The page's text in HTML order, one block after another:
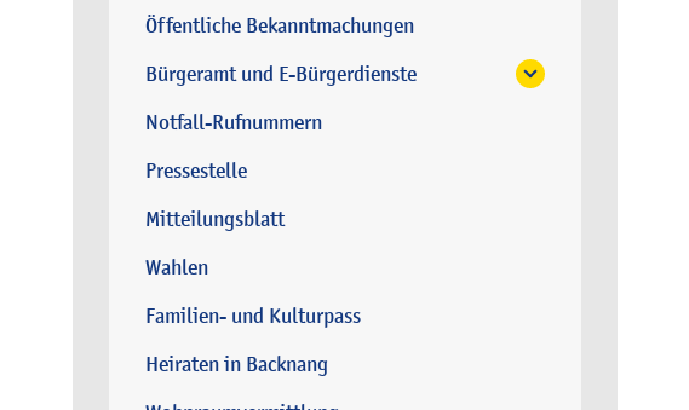
Öffentliche Bekanntmachungen
Bürgeramt und E-Bürgerdienste
Notfall-Rufnummern
Pressestelle
Mitteilungsblatt
Wahlen
Familien- und Kulturpass
Heiraten in Backnang